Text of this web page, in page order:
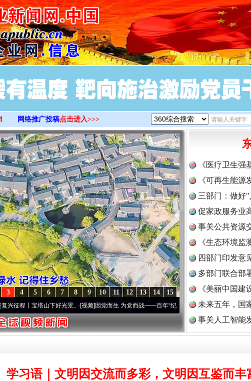
>
网络推广投稿点击进入>>>
15
14
13
12
11
10
9
8
7
6
5
4
3
塔山下好光景..·[视频]因党而生 为党而战——百年“纪”事⑧加强纪律.. ·[视频]牢记初心使命 奋
《医疗卫生
《可再生能源
三部门：做好
促家政服务业
事关公共资源
《生态环境监
读
四部门印发意
多部门联合部
《美丽中国建
未来五年，国
事关人工智能
学习语｜文明因交流而多彩，文明因互鉴而丰